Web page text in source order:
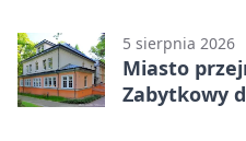
5 sierpnia 2026
Miasto
Zabytkowy